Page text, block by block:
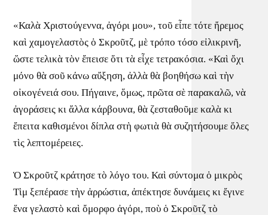
«Καλὰ Χριστούγεννα, ἀγόρι μου», τοῦ εἶπε τότε ἤρεμος
καὶ χαμογελαστὸς ὁ Σκροῦτζ, μὲ τρόπο τόσο εἰλικρινῆ,
ὥστε τελικὰ τὸν ἔπεισε ὅτι τὰ εἶχε τετρακόσια. «Καὶ ὄχι
μόνο θὰ σοῦ κάνω αὔξηση, ἀλλὰ θὰ βοηθήσω καὶ τὴν
οἰκογένειά σου. Πήγαινε, ὅμως, πρῶτα σὲ παρακαλῶ, νὰ
ἀγοράσεις κι ἄλλα κάρβουνα, θὰ ζεσταθοῦμε καλὰ κι
ἔπειτα καθισμένοι δίπλα στὴ φωτιὰ θὰ συζητήσουμε ὅλες
τὶς λεπτομέρειες.
Ὁ Σκροῦτζ κράτησε τὸ λόγο του. Καὶ σύντομα ὁ μικρὸς
Τὶμ ξεπέρασε τὴν ἀρρώστια, ἀπέκτησε δυνάμεις κι ἔγινε
ἕνα γελαστὸ καὶ ὄμορφο ἀγόρι, ποὺ ὁ Σκροῦτζ τὸ